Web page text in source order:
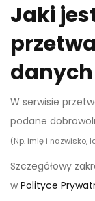
Jaki
W serwisie
podane
(Np. imię i nazwisko,
Szczegółowy
w Polityce